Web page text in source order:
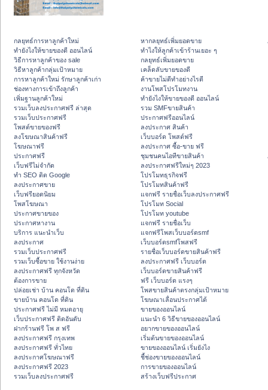
กลยุทธ์การหาลูกค้าใหม่
ทํายังไงให้ขายของดี ออนไลน์
วิธีการหาลูกค้าของ sale
วิธีหาลูกค้ากลุ่มเป้าหมาย
การหาลูกค้าใหม่ รักษาลูกค้าเก่า
ช่องทางการเข้าถึงลูกค้า
เพิ่มฐานลูกค้าใหม่
รวมเว็บลงประกาศฟรี ล่าสุด
รวมเว็บประกาศฟรี
โพสต์ขายของฟรี
ลงโฆษณาสินค้าฟรี
โฆษณาฟรี
ประกาศฟรี
เว็บฟรีไม่จำกัด
ทำ SEO ติด Google
ลงประกาศขาย
เว็บฟรียอดนิยม
โพสโฆษณา
ประกาศขายของ
ประกาศหางาน
บริการ แนะนำเว็บ
ลงประกาศ
รวมเว็บประกาศฟรี
รวมเว็บซื้อขาย ใช้งานง่าย
ลงประกาศฟรี ทุกจังหวัด
ต้องการขาย
ปล่อยเช่า บ้าน คอนโด ที่ดิน
ขายบ้าน คอนโด ที่ดิน
ประกาศฟรี ไม่มี หมดอายุ
เว็บประกาศฟรี ติดอันดับ
ฝากร้านฟรี โพ ส ฟรี
ลงประกาศฟรี กรุงเทพ
ลงประกาศฟรี ทั่วไทย
ลงประกาศโฆษณาฟรี
ลงประกาศฟรี 2023
รวมเว็บลงประกาศฟรี
หากลยุทธ์เพิ่มยอดขาย
ทําไงให้ลูกค้าเข้าร้านเยอะ ๆ
กลยุทธ์เพิ่มยอดขาย
เคล็ดลับขายของดี
ค้าขายไม่ดีทำอย่างไรดี
งานโพสโปรโมทงาน
ทํายังไงให้ขายของดี ออนไลน์
รวม SMFขายสินค้า
ประกาศฟรีออนไลน์
ลงประกาศ สินค้า
เว็บบอร์ด โพสต์ฟรี
ลงประกาศ ซื้อ-ขาย ฟรี
ชุมชนคนไอทีขายสินค้า
ลงประกาศฟรีใหม่ๆ 2023
โปรโมทธุรกิจฟรี
โปรโมทสินค้าฟรี
แจกฟรี รายชื่อเว็บลงประกาศฟรี
โปรโมท Social
โปรโมท youtube
แจกฟรี รายชื่อเว็บ
แจกฟรีโพสเว็บบอร์ดsmf
เว็บบอร์ดsmfโพสฟรี
รายชื่อเว็บบอร์ดขายสินค้าฟรี
ลงประกาศฟรี เว็บบอร์ด
เว็บบอร์ดขายสินค้าฟรี
ฟรี เว็บบอร์ด แรงๆ
โพสขายสินค้าตรงกลุ่มเป้าหมาย
โฆษณาเลื่อนประกาศได้
ขายของออนไลน์
แนะนำ 6 วิธีขายของออนไลน์
อยากขายของออนไลน์
เริ่มต้นขายของออนไลน์
ขายของออนไลน์ เริ่มยังไง
ชี้ช่องขายของออนไลน์
การขายของออนไลน์
สร้างเว็บฟรีประกาศ